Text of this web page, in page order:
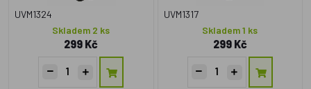
UVM1324
Skladem 2 ks
299 Kč
UVM1317
Skladem 1 ks
299 Kč